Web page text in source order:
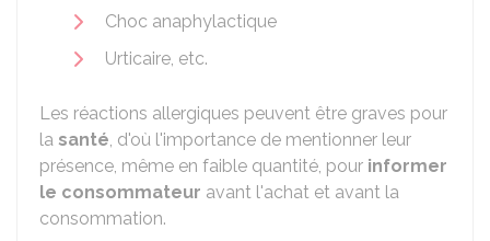
Choc anaphylactique
Urticaire, etc.
Les réactions allergiques peuvent être graves pour
la santé, d'où l'importance de mentionner leur
présence, même en faible quantité, pour informer
le consommateur avant l'achat et avant la
consommation.